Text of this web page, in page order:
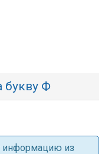
букву Ф
информацию из